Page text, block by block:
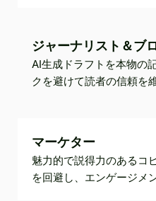
ジャーナリスト＆ブ
AI生成ドラフトを本物の
クを避けて読者の信頼を維
マーケター
魅力的で説得力のあるコ
を回避し、エンゲージメ